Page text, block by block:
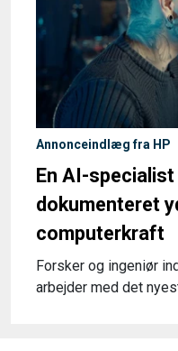
Annonceindlæg fra HP
En AI-
dokumenteret
computerkraft
Forsker og ingeniør
arbejder med det